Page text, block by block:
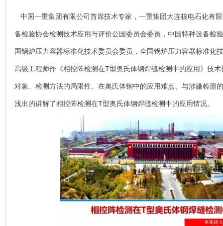
中国一重集团有限公司首席技术专家，一重集团大连核电石化有
备检验协会检测技术应用与评价公国委员会委员，中国特种设备检
国锅炉压力容器标准化技术委员会委员，全国锅炉压力容器标准化
高级工程师作《相控阵检测在T型奥氏体钢焊缝检测中的应用》技
对象、检测方法的局限性、在奥氏体钢中的应用难点、与涉嫌检测
浅出的讲解了相控阵检测在T型奥氏体钢焊缝检测中的应用情况。